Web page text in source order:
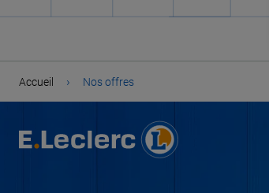
Accueil › Nos offres